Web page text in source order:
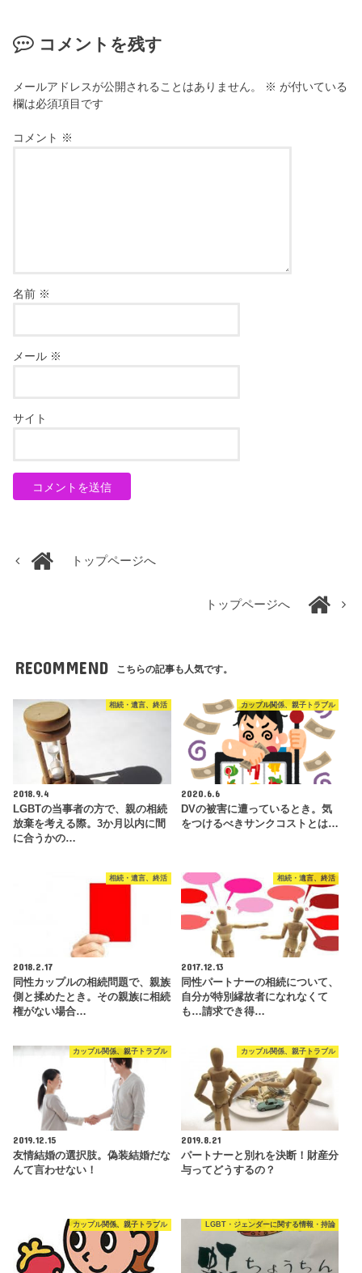
コメントを残す
メールアドレスが公開されることはありません。 ※ が付いている
欄は必須項目です
コメント ※
名前 ※
メール ※
サイト
トップページへ
トップページへ
RECOMMEND こちらの記事も人気です。
相続・遺言、終活
2018.9.4
LGBTの当事者の方で、親の相続
放棄を考える際。3か月以内に間
に合うかの…
カップル関係、親子トラブル
2020.6.6
DVの被害に遭っているとき。気
をつけるべきサンクコストとは…
相続・遺言、終活
2018.2.17
同性カップルの相続問題で、親族
側と揉めたとき。その親族に相続
権がない場合…
相続・遺言、終活
2017.12.13
同性パートナーの相続について、
自分が特別縁故者になれなくて
も…請求でき得…
カップル関係、親子トラブル
2019.12.15
友情結婚の選択肢。偽装結婚だな
んて言わせない！
カップル関係、親子トラブル
2019.8.21
パートナーと別れを決断！財産分
与ってどうするの？
カップル関係、親子トラブル LGBT・ジェンダーに関する情報・持論